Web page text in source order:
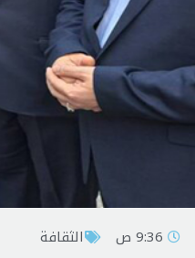
9:36 ص الثقافة